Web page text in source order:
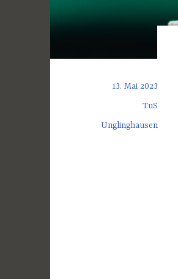
13. Mai 2023
TuS
Unglinghausen